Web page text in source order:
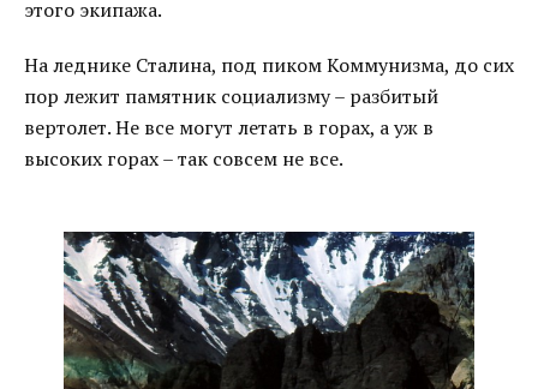
этого экипажа.
На леднике Сталина, под пиком Коммунизма, до сих
пор лежит памятник социализму – разбитый
вертолет. Не все могут летать в горах, а уж в
высоких горах – так совсем не все.